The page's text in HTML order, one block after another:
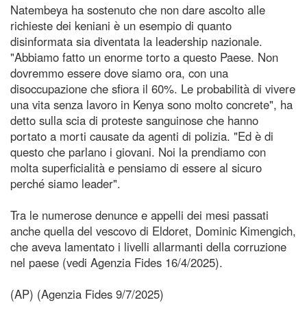
Natembeya ha sostenuto che non dare ascolto alle
richieste dei keniani è un esempio di quanto
disinformata sia diventata la leadership nazionale.
"Abbiamo fatto un enorme torto a questo Paese. Non
dovremmo essere dove siamo ora, con una
disoccupazione che sfiora il 60%. Le probabilità di vivere
una vita senza lavoro in Kenya sono molto concrete", ha
detto sulla scia di proteste sanguinose che hanno
portato a morti causate da agenti di polizia. "Ed è di
questo che parlano i giovani. Noi la prendiamo con
molta superficialità e pensiamo di essere al sicuro
perché siamo leader".
Tra le numerose denunce e appelli dei mesi passati
anche quella del vescovo di Eldoret, Dominic Kimengich,
che aveva lamentato i livelli allarmanti della corruzione
nel paese (vedi Agenzia Fides 16/4/2025).
(AP) (Agenzia Fides 9/7/2025)